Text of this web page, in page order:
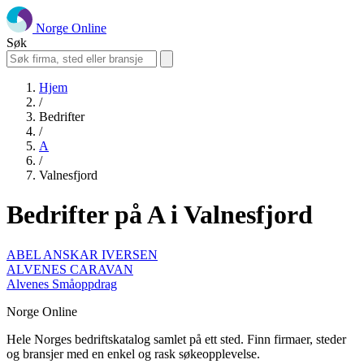
Norge Online
Søk
Hjem
/
Bedrifter
/
A
/
Valnesfjord
Bedrifter på A i Valnesfjord
ABEL ANSKAR IVERSEN
ALVENES CARAVAN
Alvenes Småoppdrag
Norge Online
Hele Norges bedriftskatalog samlet på ett sted. Finn firmaer, steder
og bransjer med en enkel og rask søkeopplevelse.